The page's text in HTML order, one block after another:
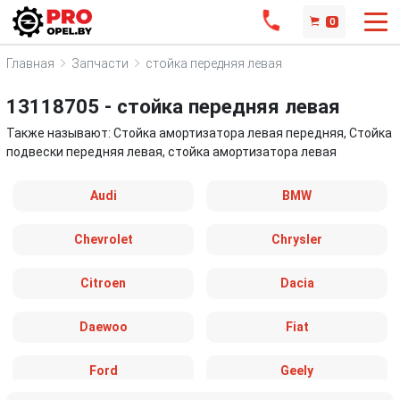
0
Главная Запчасти стойка передняя левая
13118705 - стойка передняя левая
Также называют: Стойка амортизатора левая передняя, Стойка
подвески передняя левая, стойка амортизатора левая
Audi BMW
Chevrolet Chrysler
Citroen Dacia
Daewoo Fiat
Ford Geely